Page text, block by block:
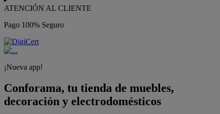
ATENCIÓN AL CLIENTE
Pago 100% Seguro
¡Nueva app!
Conforama, tu tienda de muebles,
decoración y electrodomésticos